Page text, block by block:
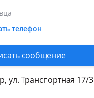
телефон
сообщение
ул. Транспортная 17/3